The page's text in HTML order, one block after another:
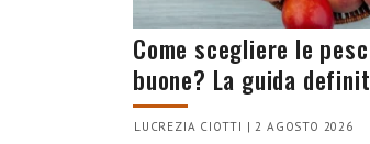
Come scegliere le
buone? La guida
LUCREZIA CIOTTI | 2 AGOSTO 2026